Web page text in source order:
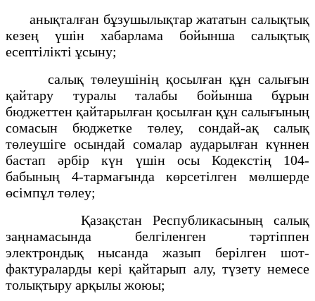
анықталған бұзушылықтар жататын салықтық
кезең үшін хабарлама бойынша салықтық
есептілікті ұсыну;
салық төлеушінің қосылған құн салығын
қайтару туралы талабы бойынша бұрын
бюджеттен қайтарылған қосылған құн салығының
сомасын бюджетке төлеу, сондай-ақ салық
төлеушіге осындай сомалар аударылған күннен
бастап әрбір күн үшін осы Кодекстің 104-
бабының 4-тармағында көрсетілген мөлшерде
өсімпұл төлеу;
Қазақстан Республикасының салық
заңнамасында белгіленген тәртіппен
электрондық нысанда жазып берілген шот-
фактураларды кері қайтарып алу, түзету немесе
толықтыру арқылы жоюы;